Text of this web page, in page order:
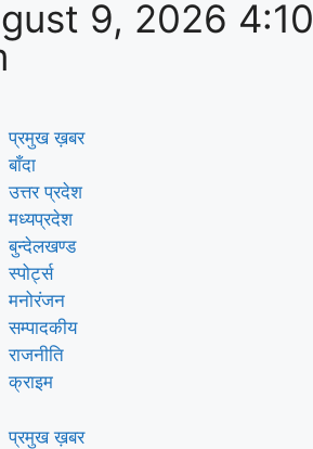
9, 2026 4:10
प्रमुख ख़बर
बाँदा
उत्तर प्रदेश
मध्यप्रदेश
बुन्देलखण्ड
स्पोर्ट्स
मनोरंजन
सम्पादकीय
राजनीति
क्राइम
प्रमुख ख़बर